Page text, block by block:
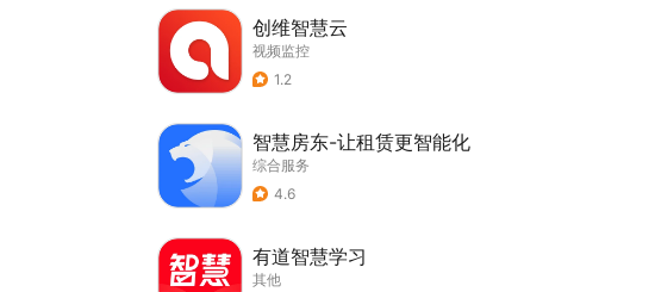
创维智慧云
视频监控
1.2
智慧房东-让租赁更智能化
综合服务
4.6
有道智慧学习
其他